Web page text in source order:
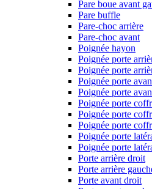
Pare boue avant
Pare buffle
Pare-choc arrière
Pare-choc avant
Poignée hayon
Poignée porte
Poignée porte
Poignée porte
Poignée porte
Poignée porte
Poignée porte
Poignée porte
Poignée porte
Poignée porte
Porte arrière droit
Porte arrière
Porte avant droit